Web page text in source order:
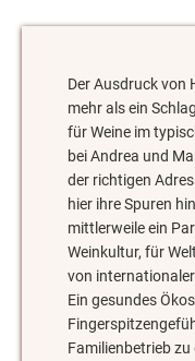
Der Ausdruck von
mehr als ein
für Weine im
bei Andrea und
der richtigen
hier ihre Spuren
mittlerweile ein
Weinkultur, für
von
Ein gesundes
Familienbetrieb